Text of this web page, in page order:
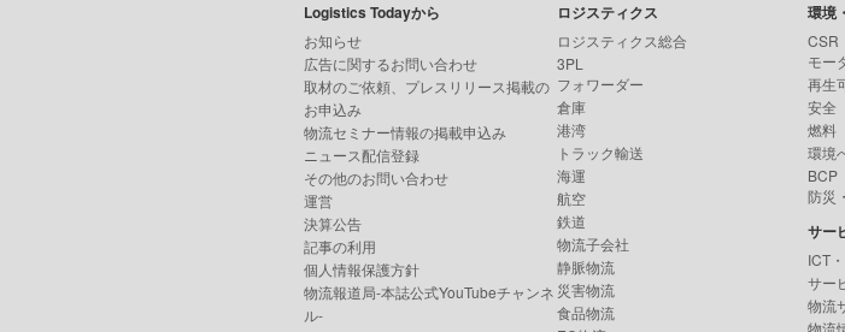
Logistics Todayから
お知らせ
広告に関するお問い合わせ
取材のご依頼、プレスリリース掲載の
お申込み
物流セミナー情報の掲載申込み
ニュース配信登録
その他のお問い合わせ
運営
決算公告
記事の利用
個人情報保護方針
物流報道局-本誌公式YouTubeチャンネ
ル-
ロジスティクス
ロジスティクス総合
3PL
フォワーダー
倉庫
港湾
トラック輸送
海運
航空
鉄道
物流子会社
静脈物流
災害物流
食品物流
環境
CSR
モー
再生
安全
燃料
環境
BCP
防災
サー
ICT
サー
物流